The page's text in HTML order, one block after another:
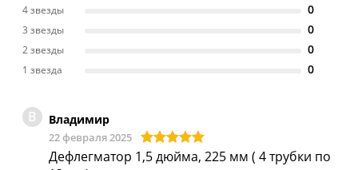
4 звезды 0
3 звезды 0
2 звезды 0
1 звезда 0
В Владимир
22 февраля 2025
Дефлегматор 1,5 дюйма, 225 мм ( 4 трубки по